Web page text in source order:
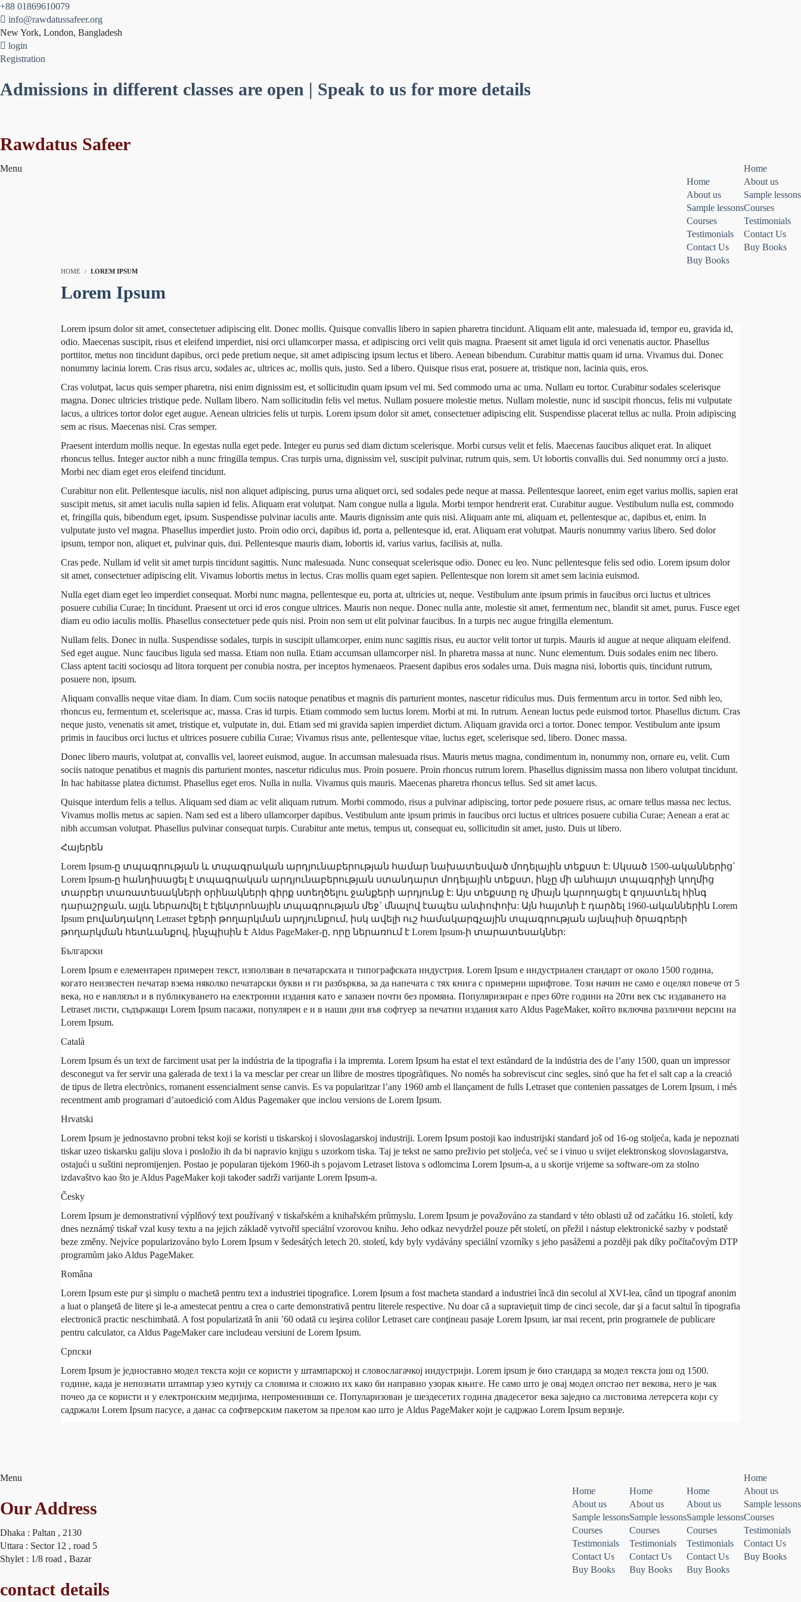
+88 01869610079
info@rawdatussafeer.org
New York, London, Bangladesh
login
Registration
Admissions in different classes are open | Speak to us for more details
Rawdatus Safeer
Home
About us
Sample lessons
Courses
Testimonials
Contact Us
Buy Books
Menu
Home
About us
Sample lessons
Courses
Testimonials
Contact Us
Buy Books
HOME LOREM IPSUM
Lorem Ipsum
Lorem ipsum dolor sit amet, consectetuer adipiscing elit. Donec mollis. Quisque convallis libero in sapien pharetra tincidunt. Aliquam elit ante, malesuada id, tempor eu, gravida id,
odio. Maecenas suscipit, risus et eleifend imperdiet, nisi orci ullamcorper massa, et adipiscing orci velit quis magna. Praesent sit amet ligula id orci venenatis auctor. Phasellus
porttitor, metus non tincidunt dapibus, orci pede pretium neque, sit amet adipiscing ipsum lectus et libero. Aenean bibendum. Curabitur mattis quam id urna. Vivamus dui. Donec
nonummy lacinia lorem. Cras risus arcu, sodales ac, ultrices ac, mollis quis, justo. Sed a libero. Quisque risus erat, posuere at, tristique non, lacinia quis, eros.
Cras volutpat, lacus quis semper pharetra, nisi enim dignissim est, et sollicitudin quam ipsum vel mi. Sed commodo urna ac urna. Nullam eu tortor. Curabitur sodales scelerisque
magna. Donec ultricies tristique pede. Nullam libero. Nam sollicitudin felis vel metus. Nullam posuere molestie metus. Nullam molestie, nunc id suscipit rhoncus, felis mi vulputate
lacus, a ultrices tortor dolor eget augue. Aenean ultricies felis ut turpis. Lorem ipsum dolor sit amet, consectetuer adipiscing elit. Suspendisse placerat tellus ac nulla. Proin adipiscing
sem ac risus. Maecenas nisi. Cras semper.
Praesent interdum mollis neque. In egestas nulla eget pede. Integer eu purus sed diam dictum scelerisque. Morbi cursus velit et felis. Maecenas faucibus aliquet erat. In aliquet
rhoncus tellus. Integer auctor nibh a nunc fringilla tempus. Cras turpis urna, dignissim vel, suscipit pulvinar, rutrum quis, sem. Ut lobortis convallis dui. Sed nonummy orci a justo.
Morbi nec diam eget eros eleifend tincidunt.
Curabitur non elit. Pellentesque iaculis, nisl non aliquet adipiscing, purus urna aliquet orci, sed sodales pede neque at massa. Pellentesque laoreet, enim eget varius mollis, sapien erat
suscipit metus, sit amet iaculis nulla sapien id felis. Aliquam erat volutpat. Nam congue nulla a ligula. Morbi tempor hendrerit erat. Curabitur augue. Vestibulum nulla est, commodo
et, fringilla quis, bibendum eget, ipsum. Suspendisse pulvinar iaculis ante. Mauris dignissim ante quis nisi. Aliquam ante mi, aliquam et, pellentesque ac, dapibus et, enim. In
vulputate justo vel magna. Phasellus imperdiet justo. Proin odio orci, dapibus id, porta a, pellentesque id, erat. Aliquam erat volutpat. Mauris nonummy varius libero. Sed dolor
ipsum, tempor non, aliquet et, pulvinar quis, dui. Pellentesque mauris diam, lobortis id, varius varius, facilisis at, nulla.
Cras pede. Nullam id velit sit amet turpis tincidunt sagittis. Nunc malesuada. Nunc consequat scelerisque odio. Donec eu leo. Nunc pellentesque felis sed odio. Lorem ipsum dolor
sit amet, consectetuer adipiscing elit. Vivamus lobortis metus in lectus. Cras mollis quam eget sapien. Pellentesque non lorem sit amet sem lacinia euismod.
Nulla eget diam eget leo imperdiet consequat. Morbi nunc magna, pellentesque eu, porta at, ultricies ut, neque. Vestibulum ante ipsum primis in faucibus orci luctus et ultrices
posuere cubilia Curae; In tincidunt. Praesent ut orci id eros congue ultrices. Mauris non neque. Donec nulla ante, molestie sit amet, fermentum nec, blandit sit amet, purus. Fusce eget
diam eu odio iaculis mollis. Phasellus consectetuer pede quis nisi. Proin non sem ut elit pulvinar faucibus. In a turpis nec augue fringilla elementum.
Nullam felis. Donec in nulla. Suspendisse sodales, turpis in suscipit ullamcorper, enim nunc sagittis risus, eu auctor velit tortor ut turpis. Mauris id augue at neque aliquam eleifend.
Sed eget augue. Nunc faucibus ligula sed massa. Etiam non nulla. Etiam accumsan ullamcorper nisl. In pharetra massa at nunc. Nunc elementum. Duis sodales enim nec libero.
Class aptent taciti sociosqu ad litora torquent per conubia nostra, per inceptos hymenaeos. Praesent dapibus eros sodales urna. Duis magna nisi, lobortis quis, tincidunt rutrum,
posuere non, ipsum.
Aliquam convallis neque vitae diam. In diam. Cum sociis natoque penatibus et magnis dis parturient montes, nascetur ridiculus mus. Duis fermentum arcu in tortor. Sed nibh leo,
rhoncus eu, fermentum et, scelerisque ac, massa. Cras id turpis. Etiam commodo sem luctus lorem. Morbi at mi. In rutrum. Aenean luctus pede euismod tortor. Phasellus dictum. Cras
neque justo, venenatis sit amet, tristique et, vulputate in, dui. Etiam sed mi gravida sapien imperdiet dictum. Aliquam gravida orci a tortor. Donec tempor. Vestibulum ante ipsum
primis in faucibus orci luctus et ultrices posuere cubilia Curae; Vivamus risus ante, pellentesque vitae, luctus eget, scelerisque sed, libero. Donec massa.
Donec libero mauris, volutpat at, convallis vel, laoreet euismod, augue. In accumsan malesuada risus. Mauris metus magna, condimentum in, nonummy non, ornare eu, velit. Cum
sociis natoque penatibus et magnis dis parturient montes, nascetur ridiculus mus. Proin posuere. Proin rhoncus rutrum lorem. Phasellus dignissim massa non libero volutpat tincidunt.
In hac habitasse platea dictumst. Phasellus eget eros. Nulla in nulla. Vivamus quis mauris. Maecenas pharetra rhoncus tellus. Sed sit amet lacus.
Quisque interdum felis a tellus. Aliquam sed diam ac velit aliquam rutrum. Morbi commodo, risus a pulvinar adipiscing, tortor pede posuere risus, ac ornare tellus massa nec lectus.
Vivamus mollis metus ac sapien. Nam sed est a libero ullamcorper dapibus. Vestibulum ante ipsum primis in faucibus orci luctus et ultrices posuere cubilia Curae; Aenean a erat ac
nibh accumsan volutpat. Phasellus pulvinar consequat turpis. Curabitur ante metus, tempus ut, consequat eu, sollicitudin sit amet, justo. Duis ut libero.
Հայերեն
Lorem Ipsum-ը տպագրության և տպագրական արդյունաբերության համար նախատեսված մոդելային տեքստ է: Սկսած 1500-ականներից`
Lorem Ipsum-ը հանդիսացել է տպագրական արդյունաբերության ստանդարտ մոդելային տեքստ, ինչը մի անհայտ տպագրիչի կողմից
տարբեր տառատեսակների օրինակների գիրք ստեղծելու ջանքերի արդյունք է: Այս տեքստը ոչ միայն կարողացել է գոյատևել հինգ
դարաշրջան, այլև ներառվել է էլեկտրոնային տպագրության մեջ` մնալով էապես անփոփոխ: Այն հայտնի է դարձել 1960-ականներին Lorem
Ipsum բովանդակող Letraset էջերի թողարկման արդյունքում, իսկ ավելի ուշ համակարգչային տպագրության այնպիսի ծրագրերի
թողարկման հետևանքով, ինչպիսին է Aldus PageMaker-ը, որը ներառում է Lorem Ipsum-ի տարատեսակներ:
Български
Lorem Ipsum е елементарен примерен текст, използван в печатарската и типографската индустрия. Lorem Ipsum е индустриален стандарт от около 1500 година,
когато неизвестен печатар взема няколко печатарски букви и ги разбърква, за да напечата с тях книга с примерни шрифтове. Този начин не само е оцелял повече от 5
века, но е навлязъл и в публикуването на електронни издания като е запазен почти без промяна. Популяризиран е през 60те години на 20ти век със издаването на
Letraset листи, съдържащи Lorem Ipsum пасажи, популярен е и в наши дни във софтуер за печатни издания като Aldus PageMaker, който включва различни версии на
Lorem Ipsum.
Català
Lorem Ipsum és un text de farciment usat per la indústria de la tipografia i la impremta. Lorem Ipsum ha estat el text estàndard de la indústria des de l’any 1500, quan un impressor
desconegut va fer servir una galerada de text i la va mesclar per crear un llibre de mostres tipogràfiques. No només ha sobreviscut cinc segles, sinó que ha fet el salt cap a la creació
de tipus de lletra electrònics, romanent essencialment sense canvis. Es va popularitzar l’any 1960 amb el llançament de fulls Letraset que contenien passatges de Lorem Ipsum, i més
recentment amb programari d’autoedició com Aldus Pagemaker que inclou versions de Lorem Ipsum.
Hrvatski
Lorem Ipsum je jednostavno probni tekst koji se koristi u tiskarskoj i slovoslagarskoj industriji. Lorem Ipsum postoji kao industrijski standard još od 16-og stoljeća, kada je nepoznati
tiskar uzeo tiskarsku galiju slova i posložio ih da bi napravio knjigu s uzorkom tiska. Taj je tekst ne samo preživio pet stoljeća, već se i vinuo u svijet elektronskog slovoslagarstva,
ostajući u suštini nepromijenjen. Postao je popularan tijekom 1960-ih s pojavom Letraset listova s odlomcima Lorem Ipsum-a, a u skorije vrijeme sa software-om za stolno
izdavaštvo kao što je Aldus PageMaker koji također sadrži varijante Lorem Ipsum-a.
Česky
Lorem Ipsum je demonstrativní výplňový text používaný v tiskařském a knihařském průmyslu. Lorem Ipsum je považováno za standard v této oblasti už od začátku 16. století, kdy
dnes neznámý tiskař vzal kusy textu a na jejich základě vytvořil speciální vzorovou knihu. Jeho odkaz nevydržel pouze pět století, on přežil i nástup elektronické sazby v podstatě
beze změny. Nejvíce popularizováno bylo Lorem Ipsum v šedesátých letech 20. století, kdy byly vydávány speciální vzorníky s jeho pasážemi a později pak díky počítačovým DTP
programům jako Aldus PageMaker.
Româna
Lorem Ipsum este pur şi simplu o machetă pentru text a industriei tipografice. Lorem Ipsum a fost macheta standard a industriei încă din secolul al XVI-lea, când un tipograf anonim
a luat o planşetă de litere şi le-a amestecat pentru a crea o carte demonstrativă pentru literele respective. Nu doar că a supravieţuit timp de cinci secole, dar şi a facut saltul în tipografia
electronică practic neschimbată. A fost popularizată în anii ’60 odată cu ieşirea colilor Letraset care conţineau pasaje Lorem Ipsum, iar mai recent, prin programele de publicare
pentru calculator, ca Aldus PageMaker care includeau versiuni de Lorem Ipsum.
Српски
Lorem Ipsum је једноставно модел текста који се користи у штампарској и словослагачкој индустрији. Lorem ipsum је био стандард за модел текста још од 1500.
године, када је непознати штампар узео кутију са словима и сложио их како би направио узорак књиге. Не само што је овај модел опстао пет векова, него је чак
почео да се користи и у електронским медијима, непроменивши се. Популаризован је шездесетих година двадесетог века заједно са листовима летерсета који су
садржали Lorem Ipsum пасусе, а данас са софтверским пакетом за прелом као што је Aldus PageMaker који је садржао Lorem Ipsum верзије.
Home
About us
Sample lessons
Courses
Testimonials
Contact Us
Buy Books
Menu
Home
About us
Sample lessons
Courses
Testimonials
Contact Us
Buy Books
Home
About us
Sample lessons
Courses
Testimonials
Contact Us
Buy Books
Home
About us
Sample lessons
Courses
Testimonials
Contact Us
Buy Books
Our Address
Dhaka : Paltan , 2130
Uttara : Sector 12 , road 5
Shylet : 1/8 road , Bazar
contact details